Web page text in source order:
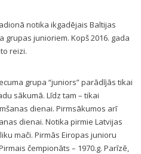
notika ikgadējais Baltijas
grupas junioriem. Kopš 2016. gada
reizi.
grupa “juniors” parādījās tikai
sākumā. Līdz tam – tikai
dienai. Pirmsākumos arī
dienai. Notika pirmie Latvijas
mači. Pirmās Eiropas junioru
čempionāts – 1970.g. Parīzē,